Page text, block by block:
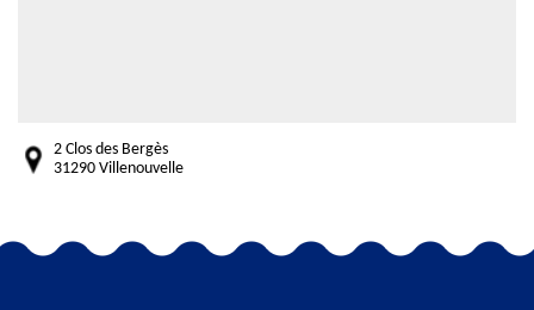
2 Clos des Bergès
31290 Villenouvelle